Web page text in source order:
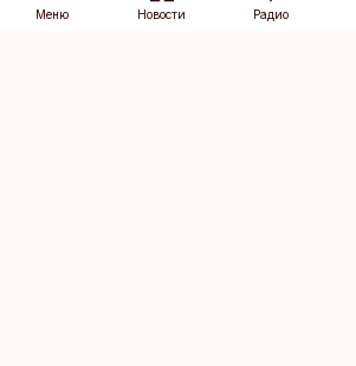
Меню Новости Радио